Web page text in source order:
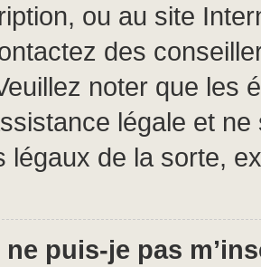
ou au site
des
noter que les
légale et
légaux de la sorte,
puis-je pas